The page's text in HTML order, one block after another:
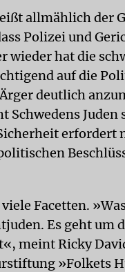
allmählich der
Polizei und
wieder hat die
auf die
deutlich
Schwedens
erfordert
Facetten.
Es geht um
meint Ricky
»Folkets